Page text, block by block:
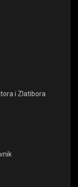
i Zlatibora